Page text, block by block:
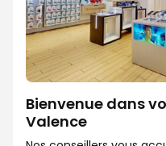
Bienvenue dans
Valence